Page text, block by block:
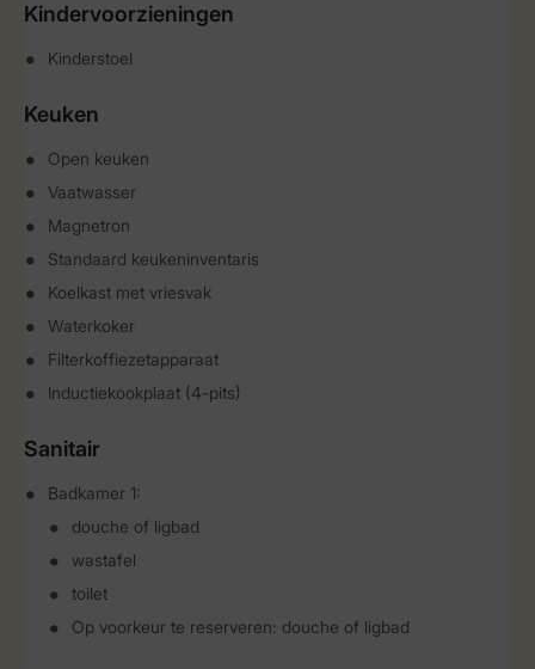
Kindervoorzieningen
Kinderstoel
Keuken
Open keuken
Vaatwasser
Magnetron
Standaard keukeninventaris
Koelkast met vriesvak
Waterkoker
Filterkoffiezetapparaat
Inductiekookplaat (4-pits)
Sanitair
Badkamer 1:
douche of ligbad
wastafel
toilet
Op voorkeur te reserveren: douche of ligbad